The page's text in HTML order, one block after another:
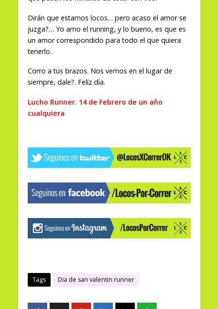
Dirán que estamos locos… pero acaso el amor se
juzga?… Yo amo el running, y lo bueno, es que es
un amor correspondido para todo el que quiera
tenerlo.
Corro a tus brazos. Nos vemos en el lugar de
siempre, dale?. Feliz día.
Lucho Runner. 14 de Febrero de un año
cualquiera
Tags Dia de san valentin runner